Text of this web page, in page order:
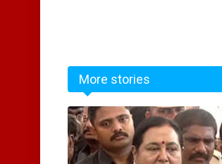
More stories